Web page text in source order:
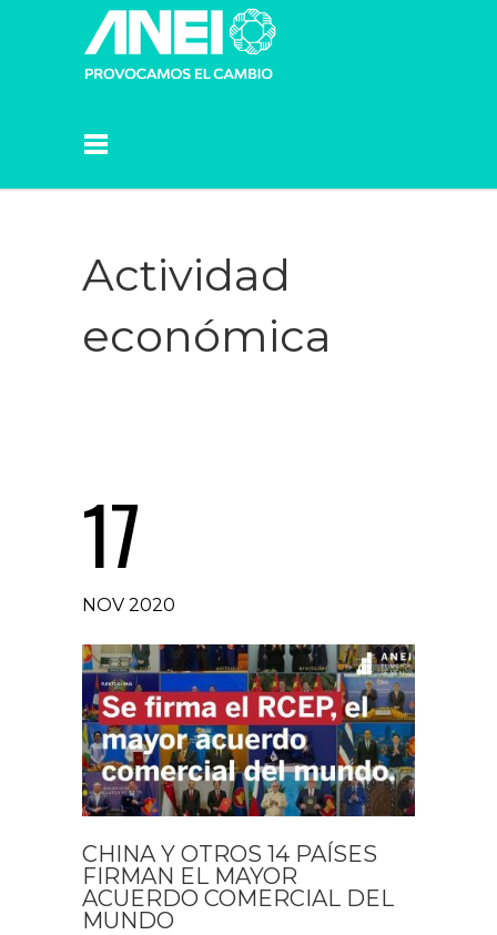
Actividad
económica
17
NOV 2020
CHINA Y OTROS 14 PAÍSES
FIRMAN EL MAYOR
ACUERDO COMERCIAL DEL
MUNDO